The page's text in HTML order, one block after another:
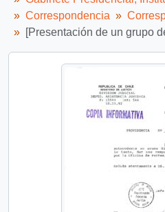
Correspondencia
[Presentación de un grupo